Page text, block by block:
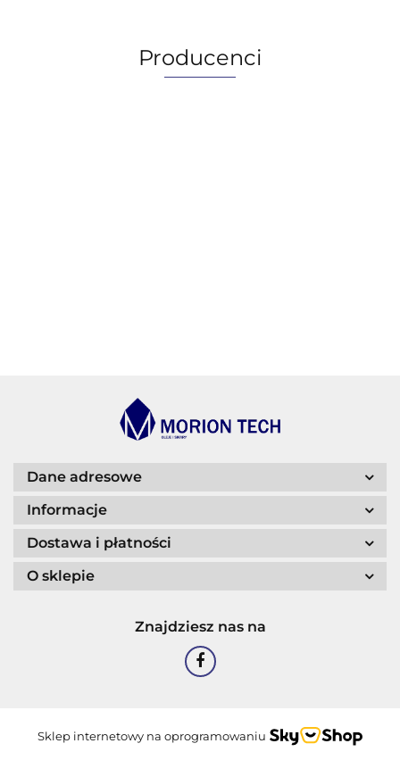
Producenci
Dane adresowe
Informacje
Dostawa i płatności
O sklepie
Znajdziesz nas na
Sklep internetowy na oprogramowaniu